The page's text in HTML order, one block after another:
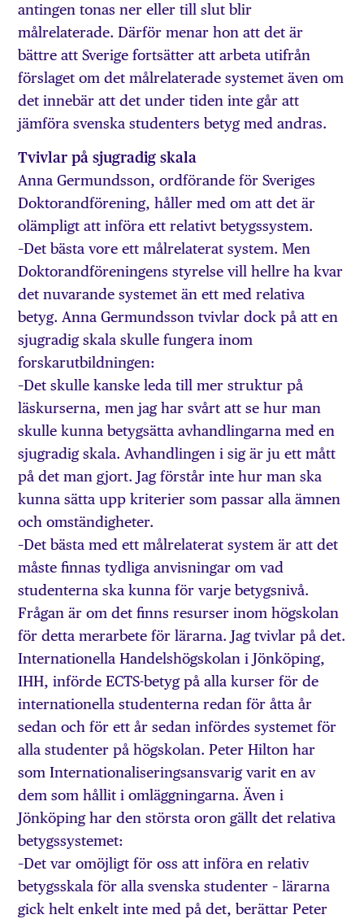
antingen tonas ner eller till slut blir
målrelaterade. Därför menar hon att det är
bättre att Sverige fortsätter att arbeta utifrån
förslaget om det målrelaterade systemet även om
det innebär att det under tiden inte går att
jämföra svenska studenters betyg med andras.
Tvivlar på sjugradig skala
Anna Germundsson, ordförande för Sveriges
Doktorandförening, håller med om att det är
olämpligt att införa ett relativt betygssystem.
–Det bästa vore ett målrelaterat system. Men
Doktorandföreningens styrelse vill hellre ha kvar
det nuvarande systemet än ett med relativa
betyg. Anna Germundsson tvivlar dock på att en
sjugradig skala skulle fungera inom
forskarutbildningen:
–Det skulle kanske leda till mer struktur på
läskurserna, men jag har svårt att se hur man
skulle kunna betygsätta avhandlingarna med en
sjugradig skala. Avhandlingen i sig är ju ett mått
på det man gjort. Jag förstår inte hur man ska
kunna sätta upp kriterier som passar alla ämnen
och omständigheter.
–Det bästa med ett målrelaterat system är att det
måste finnas tydliga anvisningar om vad
studenterna ska kunna för varje betygsnivå.
Frågan är om det finns resurser inom högskolan
för detta merarbete för lärarna. Jag tvivlar på det.
Internationella Handelshögskolan i Jönköping,
IHH, införde ECTS-betyg på alla kurser för de
internationella studenterna redan för åtta år
sedan och för ett år sedan infördes systemet för
alla studenter på högskolan. Peter Hilton har
som Internationaliseringsansvarig varit en av
dem som hållit i omläggningarna. Även i
Jönköping har den största oron gällt det relativa
betygssystemet:
–Det var omöjligt för oss att införa en relativ
betygsskala för alla svenska studenter – lärarna
gick helt enkelt inte med på det, berättar Peter